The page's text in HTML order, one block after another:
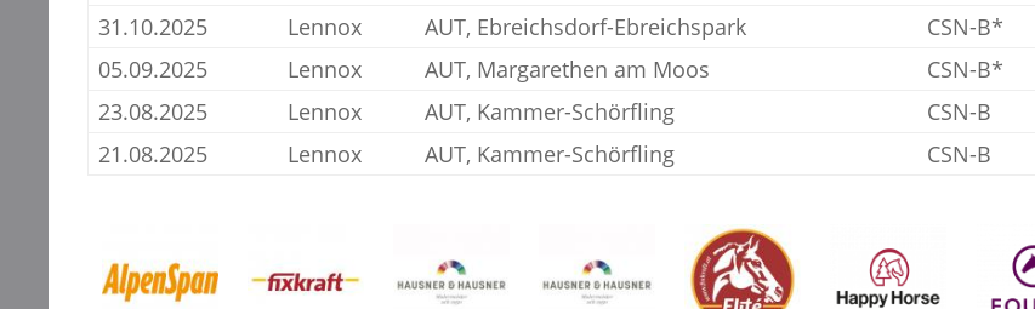
31.10.2025
Lennox AUT, Ebreichsdorf-Ebreichspark CSN-B*
05.09.2025
Lennox AUT, Margarethen am Moos CSN-B*
23.08.2025
Lennox AUT, Kammer-Schörfling CSN-B
21.08.2025
Lennox AUT, Kammer-Schörfling CSN-B